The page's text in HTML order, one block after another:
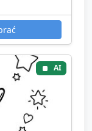
AI